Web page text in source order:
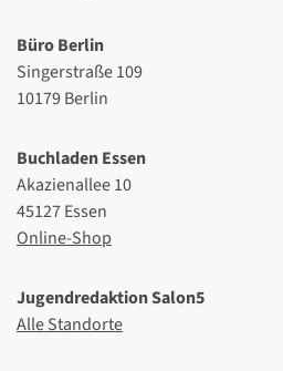
Büro Berlin
Singerstraße 109
10179 Berlin
Buchladen Essen
Akazienallee 10
45127 Essen
Online-Shop
Jugendredaktion Salon5
Alle Standorte